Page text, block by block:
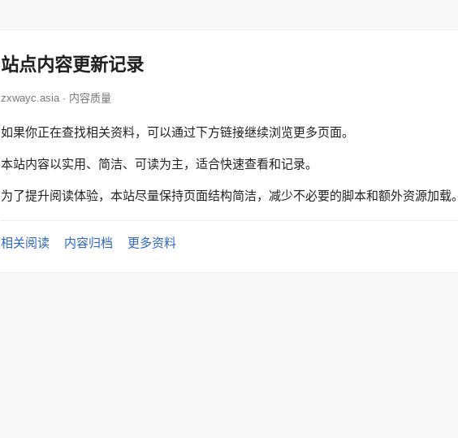
站点内容更新记录
zxwayc.asia · 内容质量
如果你正在查找相关资料，可以通过下方链接继续浏览更多页面。
本站内容以实用、简洁、可读为主，适合快速查看和记录。
为了提升阅读体验，本站尽量保持页面结构简洁，减少不必要的脚本和额外资源加载。
相关阅读 内容归档 更多资料